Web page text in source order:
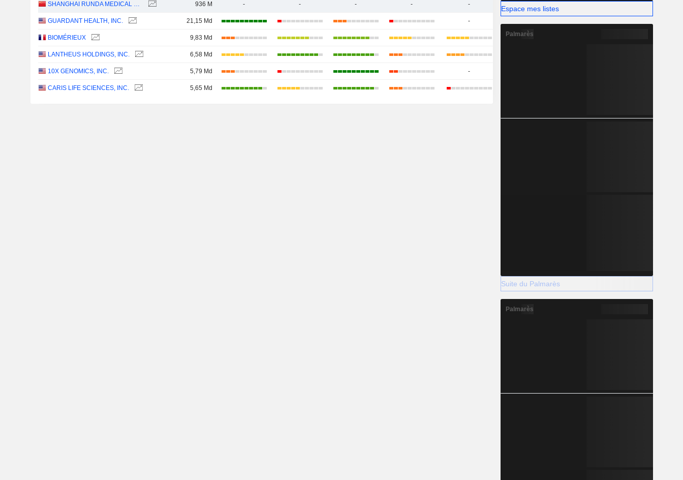
SHANGHAI RUNDA MEDICAL TECHNOLOGY CO., LTD. 936 M - - - - -
GUARDANT HEALTH, INC. 21,15 Md -
BIOMÉRIEUX 9,83 Md
LANTHEUS HOLDINGS, INC. 6,58 Md
10X GENOMICS, INC. 5,79 Md -
CARIS LIFE SCIENCES, INC. 5,65 Md
Espace mes listes
Palmarès
Suite du Palmarès
Palmarès